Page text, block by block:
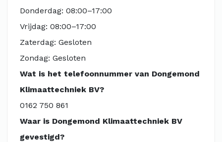
Donderdag: 08:00–17:00
Vrijdag: 08:00–17:00
Zaterdag: Gesloten
Zondag: Gesloten
Wat is het telefoonnummer van Dongemond
Klimaattechniek BV?
0162 750 861
Waar is Dongemond Klimaattechniek BV
gevestigd?